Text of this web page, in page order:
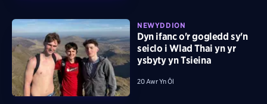
NEWYDDION
Dyn ifanc o'r gogledd sy'n
seiclo i Wlad Thai yn yr
ysbyty yn Tsieina
20 Awr Yn Ôl